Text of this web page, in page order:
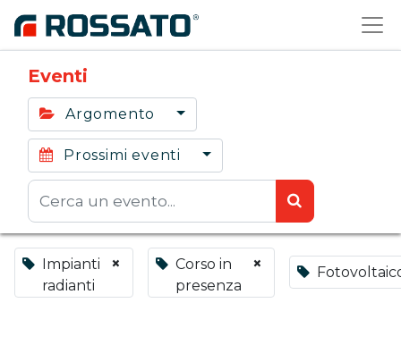
Eventi
Argomento
Prossimi eventi
Impianti
radianti
×
Corso in
presenza
×